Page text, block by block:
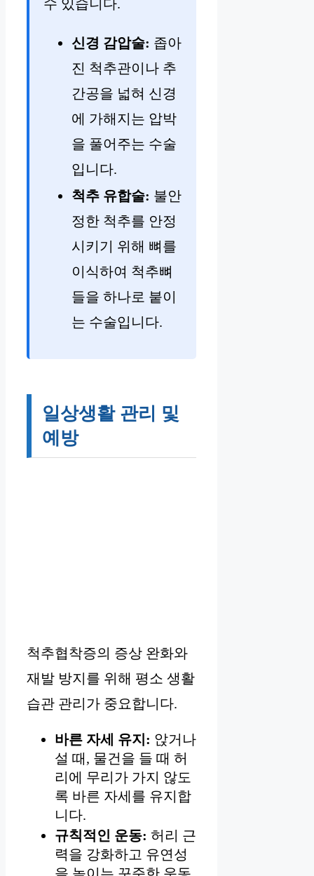
수 있습니다.
신경 감압술: 좁아
진 척추관이나 추
간공을 넓혀 신경
에 가해지는 압박
을 풀어주는 수술
입니다.
척추 유합술: 불안
정한 척추를 안정
시키기 위해 뼈를
이식하여 척추뼈
들을 하나로 붙이
는 수술입니다.
일상생활 관리 및
예방
척추협착증의 증상 완화와
재발 방지를 위해 평소 생활
습관 관리가 중요합니다.
바른 자세 유지: 앉거나
설 때, 물건을 들 때 허
리에 무리가 가지 않도
록 바른 자세를 유지합
니다.
규칙적인 운동: 허리 근
력을 강화하고 유연성